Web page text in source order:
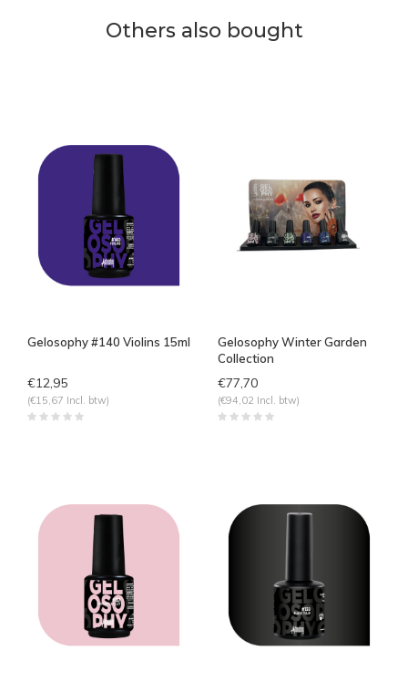
Others also bought
Gelosophy #140 Violins 15ml
€12,95
(€15,67 Incl. btw)
Gelosophy Winter Garden
Collection
€77,70
(€94,02 Incl. btw)